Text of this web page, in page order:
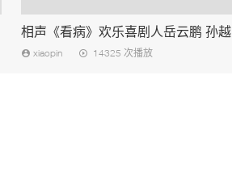
相声《看病》欢乐喜剧人岳云鹏 孙越
xiaopin 14325 次播放